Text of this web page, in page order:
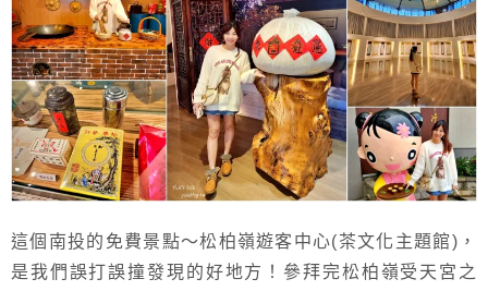
這個南投的免費景點～松柏嶺遊客中心(茶文化主題館)，
是我們誤打誤撞發現的好地方！參拜完松柏嶺受天宮之